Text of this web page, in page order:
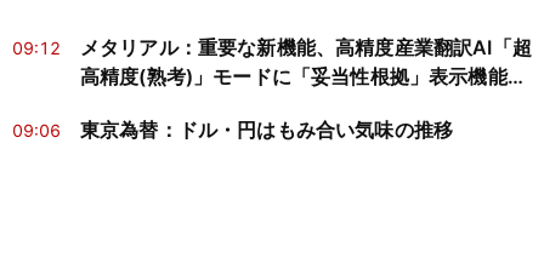
09:12
メタリアル：重要な新機能、高精度産業翻訳AI「超
高精度(熟考)」モードに「妥当性根拠」表示機能を
09:06 東京為替：ドル・円はもみ合い気味の推移